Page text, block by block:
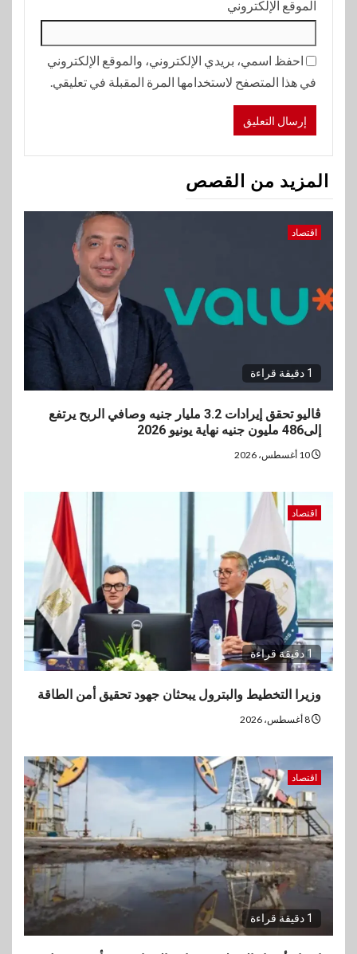
الموقع الإلكتروني
احفظ اسمي، بريدي الإلكتروني، والموقع الإلكتروني
في هذا المتصفح لاستخدامها المرة المقبلة في تعليقي.
المزيد من القصص
اقتصاد
1 دقيقة قراءة
ڤاليو تحقق إيرادات 3.2 مليار جنيه وصافي الربح يرتفع
إلى486 مليون جنيه نهاية يونيو 2026
اقتصاد
1 دقيقة قراءة
وزيرا التخطيط والبترول يبحثان جهود تحقيق أمن الطاقة
اقتصاد
1 دقيقة قراءة